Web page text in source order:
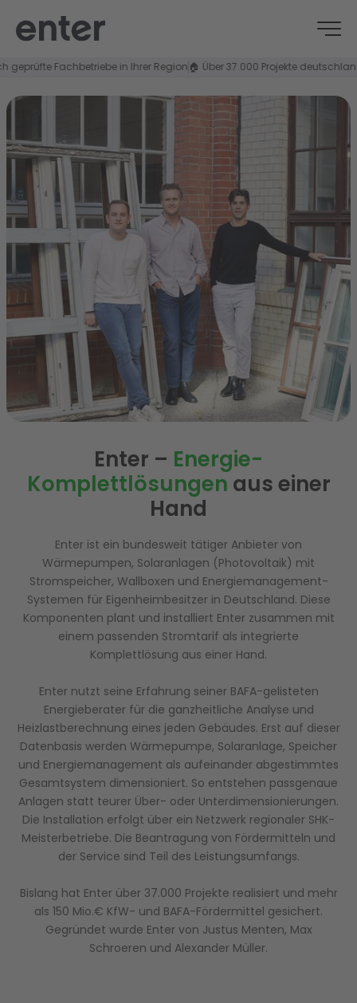
Fachbetriebe in Ihrer Region🏠 Über 37.000 Projekte
Enter – Energie-
Komplettlösungen aus einer
Hand
Enter ist ein bundesweit tätiger Anbieter von
Wärmepumpen, Solaranlagen (Photovoltaik) mit
Stromspeicher, Wallboxen und Energiemanagement-
Systemen für Eigenheimbesitzer in Deutschland. Diese
Komponenten plant und installiert Enter zusammen mit
einem passenden Stromtarif als integrierte
Komplettlösung aus einer Hand.
Enter nutzt seine Erfahrung seiner BAFA-gelisteten
Energieberater für die ganzheitliche Analyse und
Heizlastberechnung eines jeden Gebäudes. Erst auf dieser
Datenbasis werden Wärmepumpe, Solaranlage, Speicher
und Energiemanagement als aufeinander abgestimmtes
Gesamtsystem dimensioniert. So entstehen passgenaue
Anlagen statt teurer Über- oder Unterdimensionierungen.
Die Installation erfolgt über ein Netzwerk regionaler SHK-
Meisterbetriebe. Die Beantragung von Fördermitteln und
der Service sind Teil des Leistungsumfangs.
Bislang hat Enter über 37.000 Projekte realisiert und mehr
als 150 Mio.€ KfW- und BAFA-Fördermittel gesichert.
Gegründet wurde Enter von Justus Menten, Max
Schroeren und Alexander Müller.